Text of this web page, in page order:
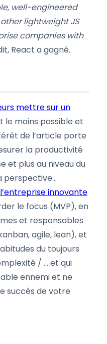
well-engineered
other lightweight JS
companies with
React a gagné.
mettre sur un
le moins possible et
de l’article porte
la productivité
et plus au niveau du
perspective…
innovante
le focus (MVP), en
et responsables
agile, lean), et
du toujours
/ … et qui
ennemi et ne
succès de votre